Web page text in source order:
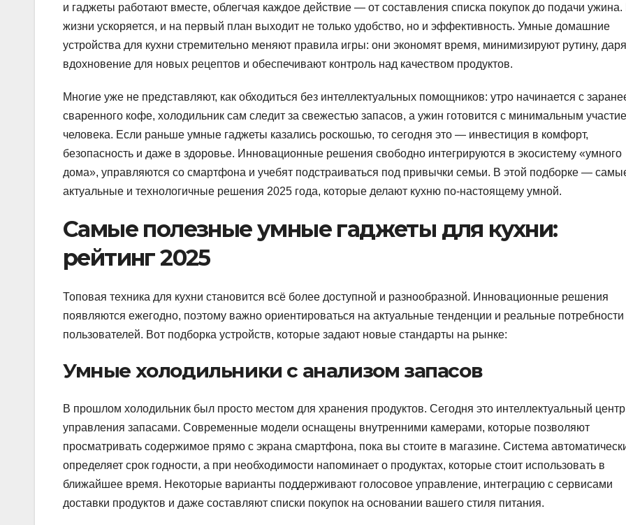
и гаджеты работают вместе, облегчая каждое действие — от составления списка покупок до подачи
жизни ускоряется, и на первый план выходит не только удобство, но и эффективность. Умные домашние
устройства для кухни стремительно меняют правила игры: они экономят время, минимизируют рутину,
вдохновение для новых рецептов и обеспечивают контроль над качеством продуктов.
Многие уже не представляют, как обходиться без интеллектуальных помощников: утро начинается с
сваренного кофе, холодильник сам следит за свежестью запасов, а ужин готовится с минимальным
человека. Если раньше умные гаджеты казались роскошью, то сегодня это — инвестиция в комфорт,
безопасность и даже в здоровье. Инновационные решения свободно интегрируются в экосистему «умного
дома», управляются со смартфона и учебят подстраиваться под привычки семьи. В этой подборке —
актуальные и технологичные решения 2025 года, которые делают кухню по-настоящему умной.
Самые полезные умные гаджеты для кухни:
рейтинг 2025
Топовая техника для кухни становится всё более доступной и разнообразной. Инновационные решения
появляются ежегодно, поэтому важно ориентироваться на актуальные тенденции и реальные потребности
пользователей. Вот подборка устройств, которые задают новые стандарты на рынке:
Умные холодильники с анализом запасов
В прошлом холодильник был просто местом для хранения продуктов. Сегодня это интеллектуальный центр
управления запасами. Современные модели оснащены внутренними камерами, которые позволяют
просматривать содержимое прямо с экрана смартфона, пока вы стоите в магазине. Система
определяет срок годности, а при необходимости напоминает о продуктах, которые стоит использовать в
ближайшее время. Некоторые варианты поддерживают голосовое управление, интеграцию с сервисами
доставки продуктов и даже составляют списки покупок на основании вашего стиля питания.